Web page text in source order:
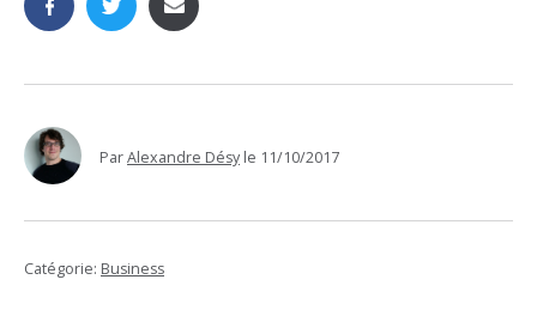
ParAlexandre Désy le 11/10/2017
Catégorie: Business